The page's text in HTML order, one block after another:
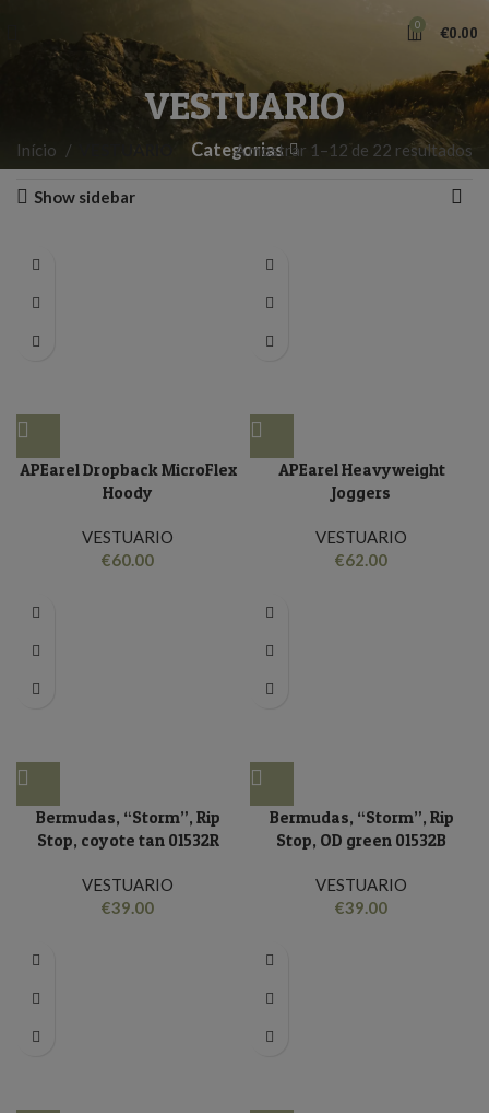
0 €0.00
VESTUARIO
Categorias
Início A mostrar 1–12 de 22 resultados
Show sidebar
APEarel Dropback MicroFlex
Hoody
VESTUARIO
€60.00
APEarel Heavyweight
Joggers
VESTUARIO
€62.00
Bermudas, “Storm”, Rip
Stop, coyote tan 01532R
VESTUARIO
€39.00
Bermudas, “Storm”, Rip
Stop, OD green 01532B
VESTUARIO
€39.00